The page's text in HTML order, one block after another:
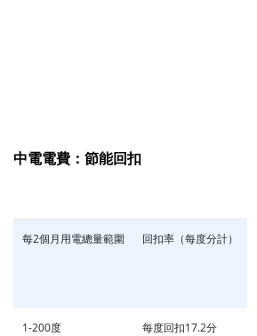
中電電費：節能回扣
每2個月用電總量範圍 回扣率（每度分計）
1-200度 每度回扣17.2分